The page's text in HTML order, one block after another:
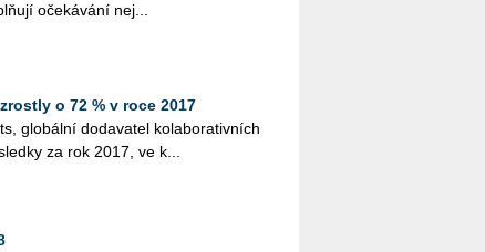
očekávání nej...
o 72 % v roce 2017
globální dodavatel kolaborativních
za rok 2017, ve k...